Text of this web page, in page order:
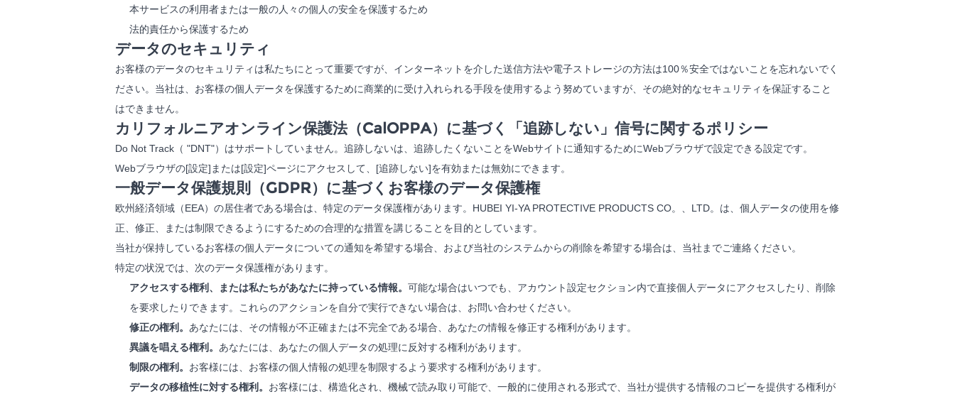
本サービスの利用者または一般の人々の個人の安全を保護するため
法的責任から保護するため
データのセキュリティ
お客様のデータのセキュリティは私たちにとって重要ですが、インターネットを介した送信方法や電子ストレージの方法は100％安全ではないことを忘れないでく
ださい。当社は、お客様の個人データを保護するために商業的に受け入れられる手段を使用するよう努めていますが、その絶対的なセキュリティを保証すること
はできません。
カリフォルニアオンライン保護法（CalOPPA）に基づく「追跡しない」信号に関するポリシー
Do Not Track（ "DNT"）はサポートしていません。追跡しないは、追跡したくないことをWebサイトに通知するためにWebブラウザで設定できる設定です。
Webブラウザの[設定]または[設定]ページにアクセスして、[追跡しない]を有効または無効にできます。
一般データ保護規則（GDPR）に基づくお客様のデータ保護権
欧州経済領域（EEA）の居住者である場合は、特定のデータ保護権があります。HUBEI YI-YA PROTECTIVE PRODUCTS CO。、LTD。は、個人データの使用を修
正、修正、または制限できるようにするための合理的な措置を講じることを目的としています。
当社が保持しているお客様の個人データについての通知を希望する場合、および当社のシステムからの削除を希望する場合は、当社までご連絡ください。
特定の状況では、次のデータ保護権があります。
アクセスする権利、または私たちがあなたに持っている情報。 可能な場合はいつでも、アカウント設定セクション内で直接個人データにアクセスしたり、削除
を要求したりできます。これらのアクションを自分で実行できない場合は、お問い合わせください。
修正の権利。 あなたには、その情報が不正確または不完全である場合、あなたの情報を修正する権利があります。
異議を唱える権利。 あなたには、あなたの個人データの処理に反対する権利があります。
制限の権利。 お客様には、お客様の個人情報の処理を制限するよう要求する権利があります。
データの移植性に対する権利。 お客様には、構造化され、機械で読み取り可能で、一般的に使用される形式で、当社が提供する情報のコピーを提供する権利が